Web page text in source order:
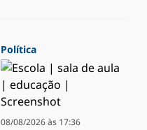
Política
08/08/2026 às 17:36